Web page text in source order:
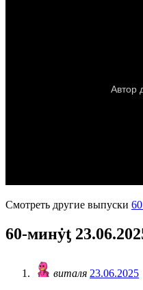
Смотреть другие выпуски
60-минẏƫ
виталя 23.06.2025